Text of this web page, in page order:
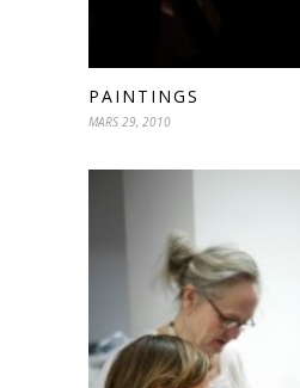
PAINTINGS
MARS 29, 2010